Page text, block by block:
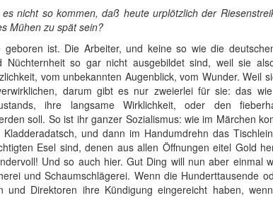
nicht so kommen, daß heute urplötzlich der
Mühen zu spät sein?
ist. Die Arbeiter, und keine so wie die
so gar nicht ausgebildet sind, weil sie
vom unbekannten Augenblick, vom Wunder. Weil
darum gibt es nur zweierlei für sie: das
ihre langsame Wirklichkeit, oder den
soll. So ist ihr ganzer Sozialismus: wie im Märchen
und dann im Handumdrehn das
Esel sind, denen aus allen Öffnungen eitel Gold
Und so auch hier. Gut Ding will nun aber einmal
und Schaumschlägerei. Wenn die Hunderttausende
Direktoren ihre Kündigung eingereicht haben,